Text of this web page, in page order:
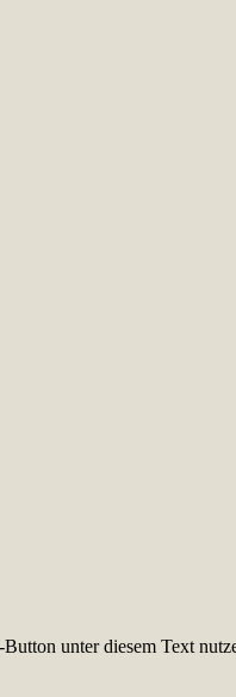
unter diesem Text